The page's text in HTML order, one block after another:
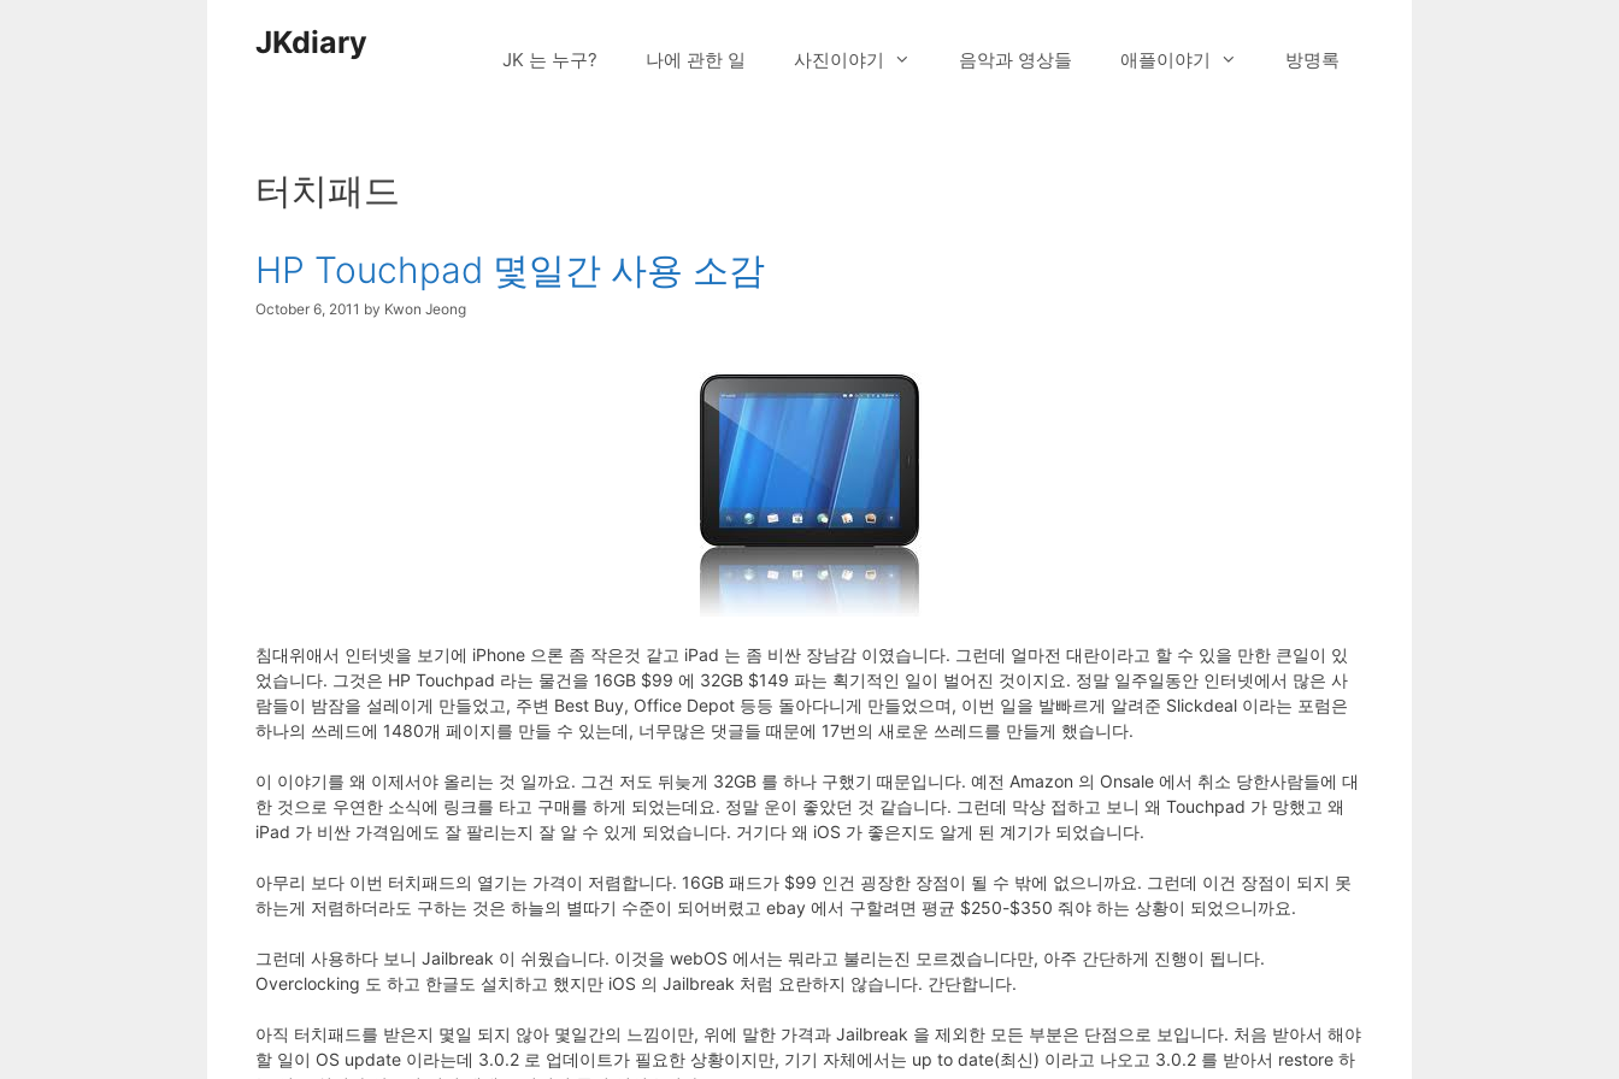
JKdiary JK 는 누구? 나에 관한 일 사진이야기 음악과 영상들 애플이야기 방명록
터치패드
HP Touchpad 몇일간 사용 소감
October 6, 2011 by Kwon Jeong
침대위애서 인터넷을 보기에 iPhone 으론 좀 작은것 같고 iPad 는 좀 비싼 장남감 이였습니다. 그런데 얼마전 대란이라고 할 수 있을 만한 큰일이 있
었습니다. 그것은 HP Touchpad 라는 물건을 16GB $99 에 32GB $149 파는 획기적인 일이 벌어진 것이지요. 정말 일주일동안 인터넷에서 많은 사
람들이 밤잠을 설레이게 만들었고, 주변 Best Buy, Office Depot 등등 돌아다니게 만들었으며, 이번 일을 발빠르게 알려준 Slickdeal 이라는 포럼은
하나의 쓰레드에 1480개 페이지를 만들 수 있는데, 너무많은 댓글들 때문에 17번의 새로운 쓰레드를 만들게 했습니다.
이 이야기를 왜 이제서야 올리는 것 일까요. 그건 저도 뒤늦게 32GB 를 하나 구했기 때문입니다. 예전 Amazon 의 Onsale 에서 취소 당한사람들에 대
한 것으로 우연한 소식에 링크를 타고 구매를 하게 되었는데요. 정말 운이 좋았던 것 같습니다. 그런데 막상 접하고 보니 왜 Touchpad 가 망했고 왜
iPad 가 비싼 가격임에도 잘 팔리는지 잘 알 수 있게 되었습니다. 거기다 왜 iOS 가 좋은지도 알게 된 계기가 되었습니다.
아무리 보다 이번 터치패드의 열기는 가격이 저렴합니다. 16GB 패드가 $99 인건 굉장한 장점이 될 수 밖에 없으니까요. 그런데 이건 장점이 되지 못
하는게 저렴하더라도 구하는 것은 하늘의 별따기 수준이 되어버렸고 ebay 에서 구할려면 평균 $250-$350 줘야 하는 상황이 되었으니까요.
그런데 사용하다 보니 Jailbreak 이 쉬웠습니다. 이것을 webOS 에서는 뭐라고 불리는진 모르겠습니다만, 아주 간단하게 진행이 됩니다.
Overclocking 도 하고 한글도 설치하고 했지만 iOS 의 Jailbreak 처럼 요란하지 않습니다. 간단합니다.
아직 터치패드를 받은지 몇일 되지 않아 몇일간의 느낌이만, 위에 말한 가격과 Jailbreak 을 제외한 모든 부분은 단점으로 보입니다. 처음 받아서 해야
할 일이 OS update 이라는데 3.0.2 로 업데이트가 필요한 상황이지만, 기기 자체에서는 up to date(최신) 이라고 나오고 3.0.2 를 받아서 restore 하